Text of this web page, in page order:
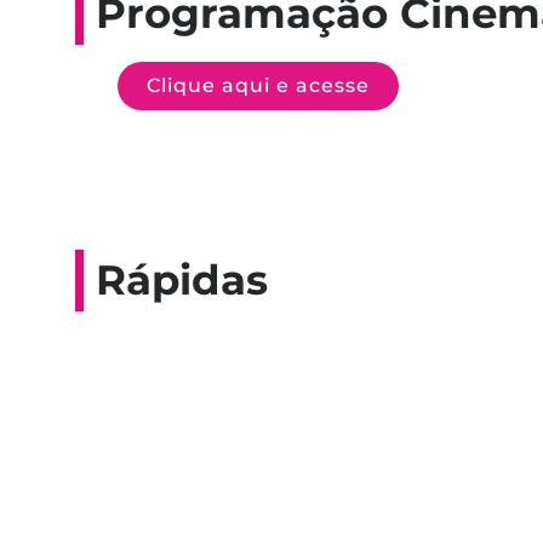
Programação
Clique aqui e acesse
Rápidas